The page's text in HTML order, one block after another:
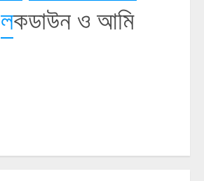
লকডাউন ও আমি